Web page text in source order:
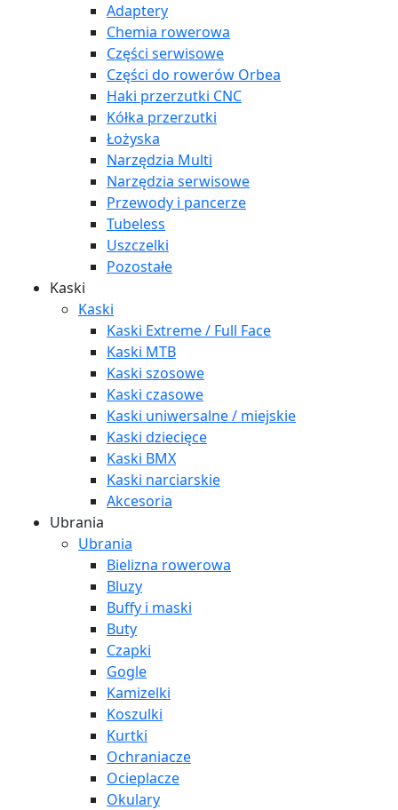
Adaptery
Chemia rowerowa
Części serwisowe
Części do rowerów Orbea
Haki przerzutki CNC
Kółka przerzutki
Łożyska
Narzędzia Multi
Narzędzia serwisowe
Przewody i pancerze
Tubeless
Uszczelki
Pozostałe
Kaski
Kaski
Kaski Extreme / Full Face
Kaski MTB
Kaski szosowe
Kaski czasowe
Kaski uniwersalne / miejskie
Kaski dziecięce
Kaski BMX
Kaski narciarskie
Akcesoria
Ubrania
Ubrania
Bielizna rowerowa
Bluzy
Buffy i maski
Buty
Czapki
Gogle
Kamizelki
Koszulki
Kurtki
Ochraniacze
Ocieplacze
Okulary